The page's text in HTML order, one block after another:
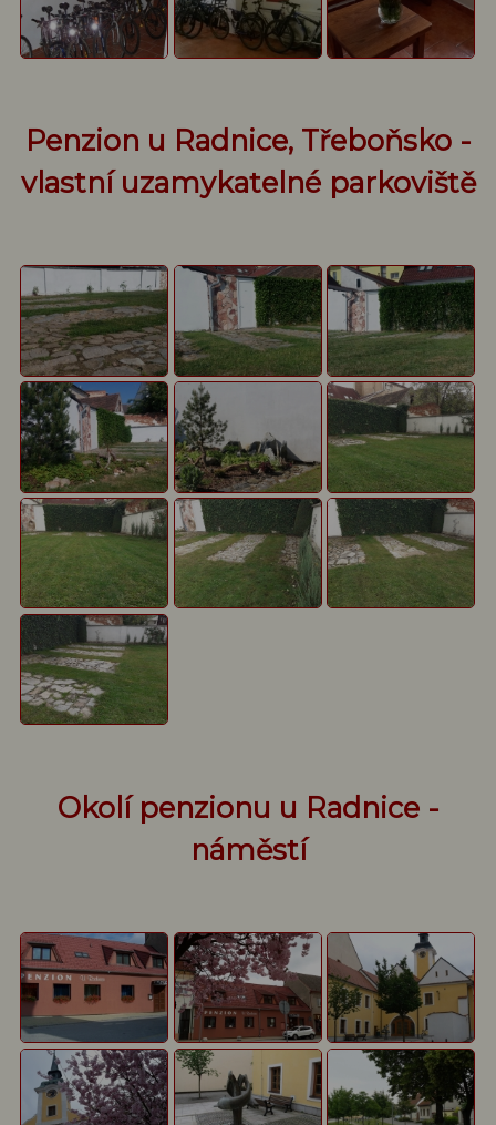
Penzion u Radnice, Třeboňsko -
vlastní uzamykatelné parkoviště
Okolí penzionu u Radnice -
náměstí